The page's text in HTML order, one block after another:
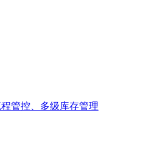
管控、多级库存管理